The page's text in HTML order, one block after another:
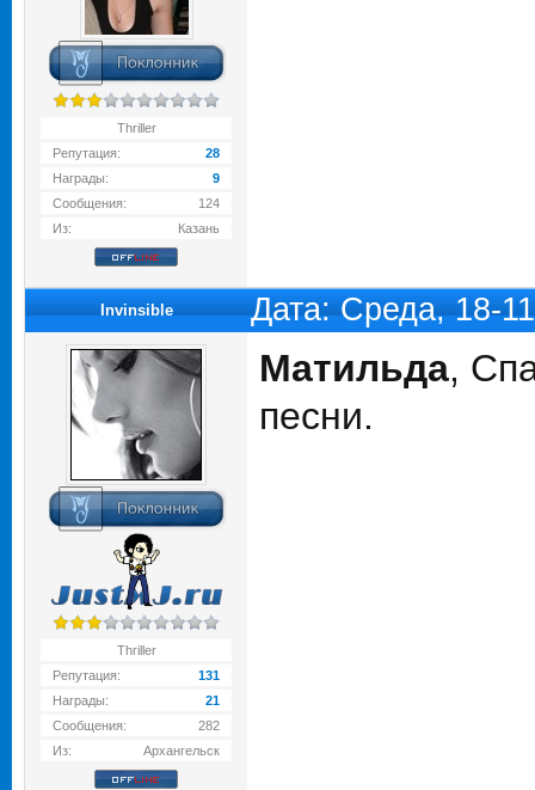
Thriller
Репутация:
28
Награды:
9
Сообщения:
124
Из:
Казань
Invinsible Дата: Среда, 18-
Thriller
Репутация:
131
Награды:
21
Сообщения:
282
Из:
Архангельск
Матильда,
песни.